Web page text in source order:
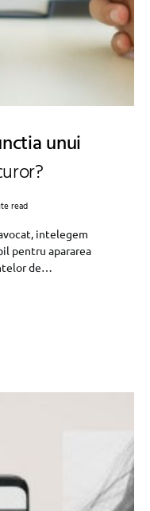
unui
read
intelegem
pentru apararea
de…